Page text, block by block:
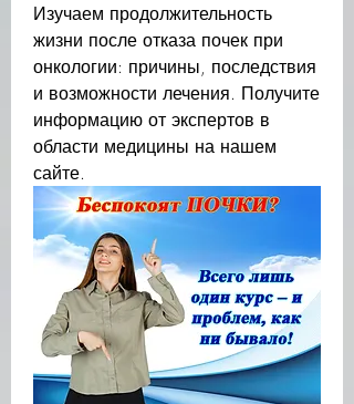
Изучаем продолжительность
жизни после отказа почек при
онкологии: причины, последствия
и возможности лечения. Получите
информацию от экспертов в
области медицины на нашем
сайте.